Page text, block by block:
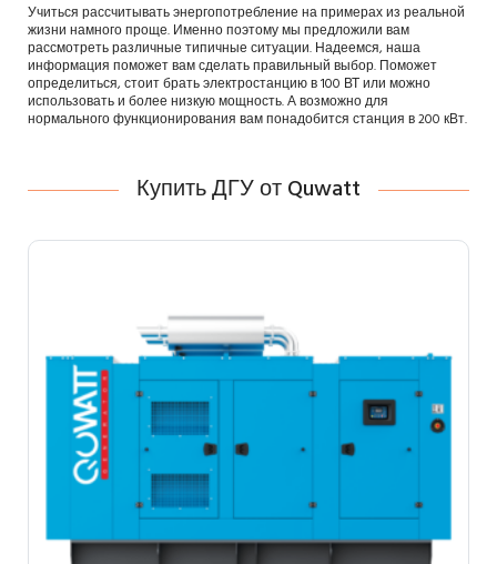
Учиться рассчитывать энергопотребление на примерах из реальной
жизни намного проще. Именно поэтому мы предложили вам
рассмотреть различные типичные ситуации. Надеемся, наша
информация поможет вам сделать правильный выбор. Поможет
определиться, стоит брать электростанцию в 100 ВТ или можно
использовать и более низкую мощность. А возможно для
нормального функционирования вам понадобится станция в 200 кВт.
Купить ДГУ от Quwatt